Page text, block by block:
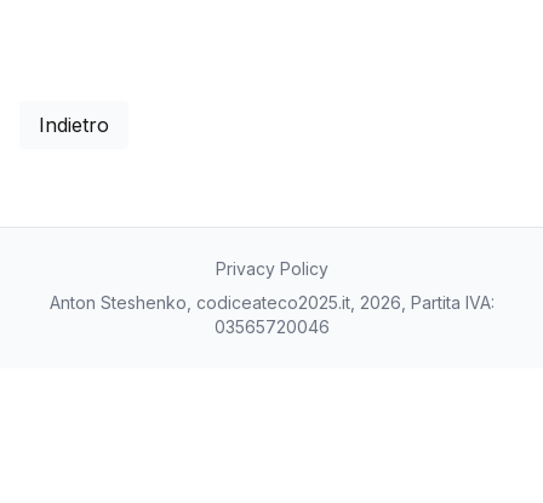
Indietro
Privacy Policy
Anton Steshenko, codiceateco2025.it, 2026, Partita IVA:
03565720046